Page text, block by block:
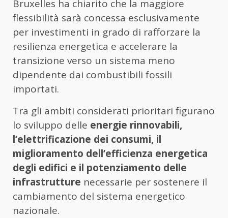
Bruxelles ha chiarito che la maggiore
flessibilità sarà concessa esclusivamente
per investimenti in grado di rafforzare la
resilienza energetica e accelerare la
transizione verso un sistema meno
dipendente dai combustibili fossili
importati.
Tra gli ambiti considerati prioritari figurano
lo sviluppo delle energie rinnovabili,
l’elettrificazione dei consumi, il
miglioramento dell’efficienza energetica
degli edifici e il potenziamento delle
infrastrutture necessarie per sostenere il
cambiamento del sistema energetico
nazionale.